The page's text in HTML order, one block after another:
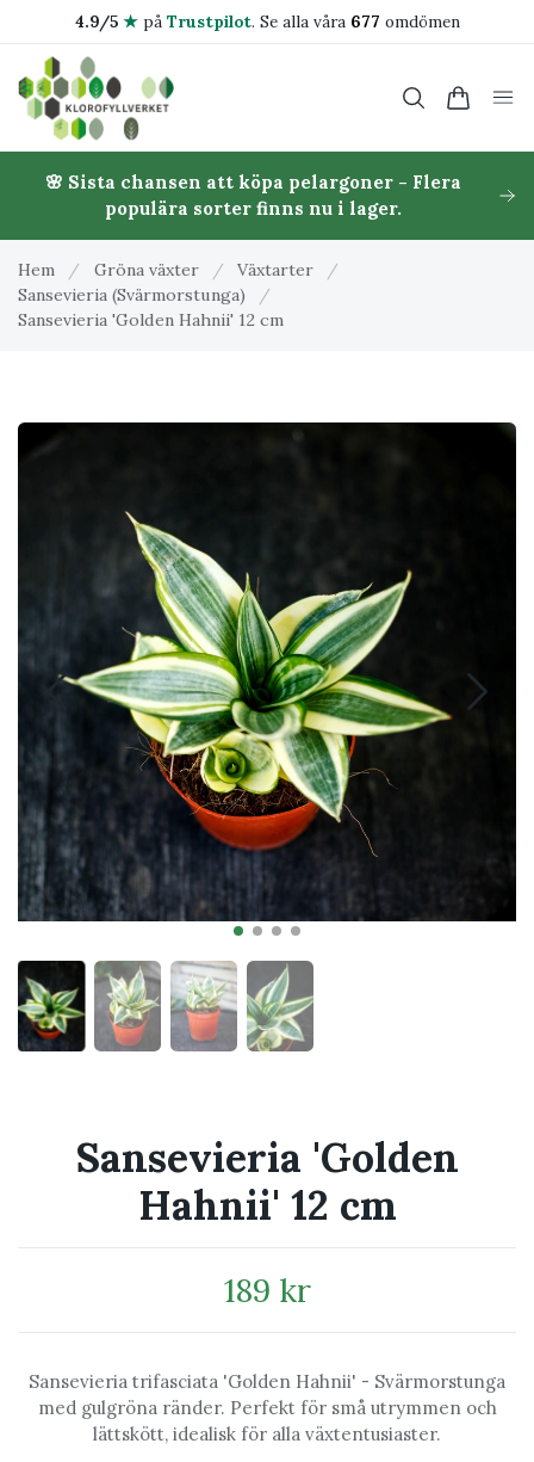
4.9/5 ★på Trustpilot. Se alla våra 677 omdömen
🌸 Sista chansen att köpa pelargoner - Flera
populära sorter finns nu i lager.
Hem / Gröna växter / Växtarter
/
Sansevieria (Svärmorstunga)
/
Sansevieria 'Golden Hahnii' 12 cm
Sansevieria 'Golden
Hahnii' 12 cm
189 kr
Sansevieria trifasciata 'Golden Hahnii' - Svärmorstunga
med gulgröna ränder. Perfekt för små utrymmen och
lättskött, idealisk för alla växtentusiaster.